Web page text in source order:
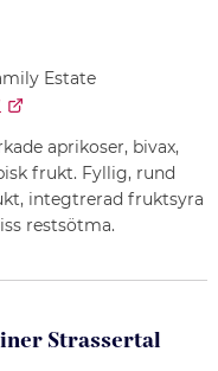
Estate
aprikoser, bivax,
frukt. Fyllig, rund
integtrerad fruktsyra
restsötma.
Strassertal